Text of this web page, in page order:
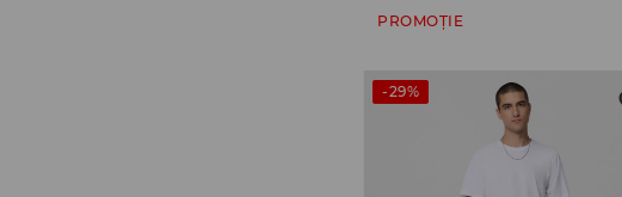
PROMOȚIE
-29%